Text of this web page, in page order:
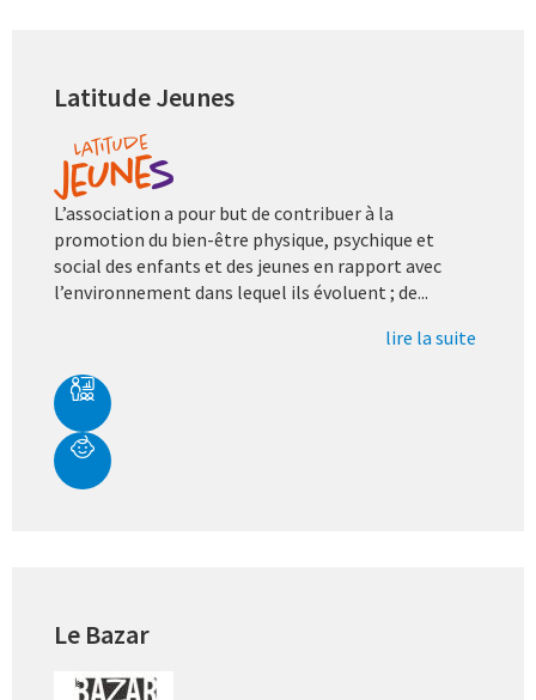
Latitude Jeunes
L’association a pour but de contribuer à la
promotion du bien-être physique, psychique et
social des enfants et des jeunes en rapport avec
l’environnement dans lequel ils évoluent ; de...
lire la suite
Le Bazar